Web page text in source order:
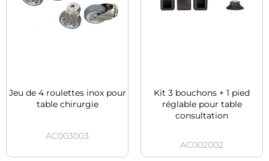
Jeu de 4 roulettes inox pour
table chirurgie
AC003003
Kit 3 bouchons + 1 pied
réglable pour table
consultation
AC002002